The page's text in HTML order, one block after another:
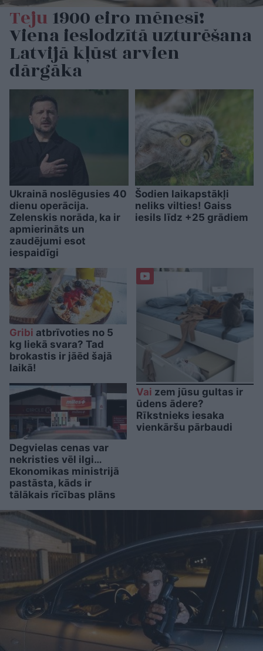
Teju1900 eiro mēnesī!
Viena ieslodzītā uzturēšana
Latvijā kļūst arvien
dārgāka
Ukrainā noslēgusies 40
dienu operācija.
Zelenskis norāda, ka ir
apmierināts un
zaudējumi esot
iespaidīgi
Šodien laikapstākļi
neliks vilties! Gaiss
iesils līdz +25 grādiem
Gribi atbrīvoties no 5
kg liekā svara? Tad
brokastis ir jāēd šajā
laikā!
Degvielas cenas var
nekristies vēl ilgi…
Ekonomikas ministrijā
pastāsta, kāds ir
tālākais rīcības plāns
Vai zem jūsu gultas ir
ūdens ādere?
Rīkstnieks iesaka
vienkāršu pārbaudi